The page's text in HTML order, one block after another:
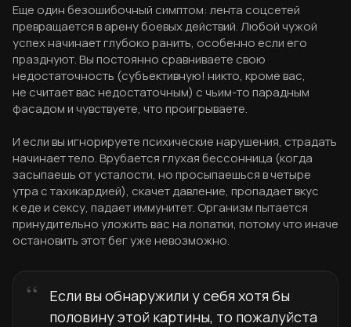
Еще один безошибочный симптом: лента соцсетей
превращается в арену боевых действий. Любой чужой
успех начинает глубоко ранить, особенно если его
празднуют. Вы постоянно сравниваете свою
недостаточность (субъективную! никто, кроме вас,
не считает вас недостаточным) с чьим-то парадным
фасадом и чувствуете, что проигрываете.
И если вы игнорируете психические нарушения, страдать
начинает тело. Врубается глухая бессонница (когда
засыпаешь от усталости, но просыпаешься в четыре
утра с тахикардией), скачет давление, пропадает вкус
к еде и сексу, падает иммунитет. Организм пытается
принудительно уложить вас на лопатки, потому что иначе
остановить этот бег уже невозможно.
Если вы обнаружили у себя хотя бы
половину этой картины, то пожалуйста